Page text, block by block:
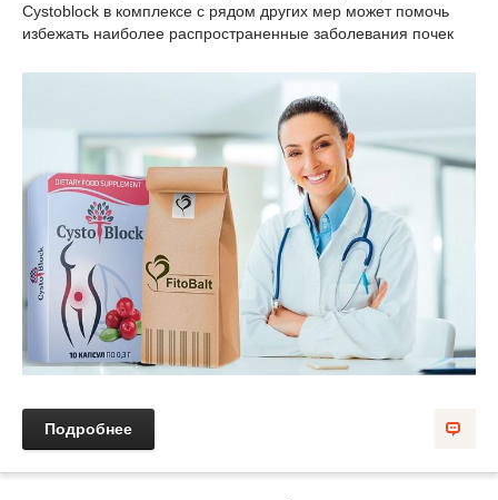
Cystoblock в комплексе с рядом других мер может помочь
избежать наиболее распространенные заболевания почек
Подробнее